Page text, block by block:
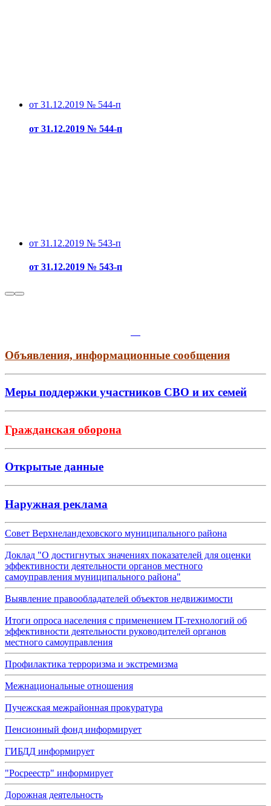
от 31.12.2019 № 544-п
от 31.12.2019 № 544-п
от 31.12.2019 № 543-п
от 31.12.2019 № 543-п
Объявления, информационные сообщения
Меры поддержки участников СВО и их семей
Гражданская оборона
Открытые данные
Наружная реклама
Совет Верхнеландеховского муниципального района
Доклад "О достигнутых значениях показателей для оценки
эффективности деятельности органов местного
самоуправления муниципального района"
Выявление правообладателей объектов недвижимости
Итоги опроса населения с применением IT-технологий об
эффективности деятельности руководителей органов
местного самоуправления
Профилактика терроризма и экстремизма
Межнациональные отношения
Пучежская межрайонная прокуратура
Пенсионный фонд информирует
ГИБДД информирует
"Росреестр" информирует
Дорожная деятельность